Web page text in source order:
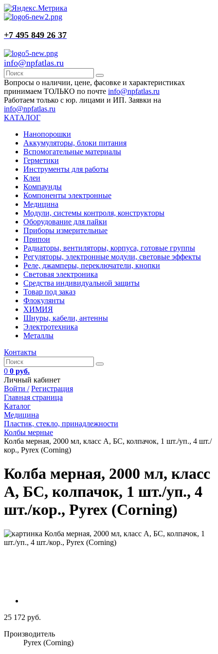
+7 495 849 26 37
info@npfatlas.ru
Вопросы о наличии, цене, фасовке и характеристиках
принимаем ТОЛЬКО по почте info@npfatlas.ru
Работаем только с юр. лицами и ИП. Заявки на
info@npfatlas.ru
КАТАЛОГ
Нанопорошки
Аккумуляторы, блоки питания
Вспомогательные материалы
Герметики
Инструменты для работы
Клеи
Компаунды
Компоненты электронные
Медицина
Модули, системы контроля, конструкторы
Оборудование для пайки
Приборы измерительные
Припои
Радиаторы, вентиляторы, корпуса, готовые группы
Регуляторы, электронные модули, световые эффекты
Реле, джамперы, переключатели, кнопки
Световая электроника
Средства индивидуальной защиты
Товар под заказ
Флокулянты
ХИМИЯ
Шнуры, кабели, антенны
Электротехника
Металлы
Контакты
0 0 руб.
Личный кабинет
Войти / Регистрация
Главная страница
Каталог
Медицина
Пластик, стекло, принадлежности
Колбы мерные
Колба мерная, 2000 мл, класс А, БС, колпачок, 1 шт./уп., 4 шт./
кор., Pyrex (Corning)
Колба мерная, 2000 мл, класс
А, БС, колпачок, 1 шт./уп., 4
шт./кор., Pyrex (Corning)
25 172 руб.
Производитель
Pyrex (Corning)